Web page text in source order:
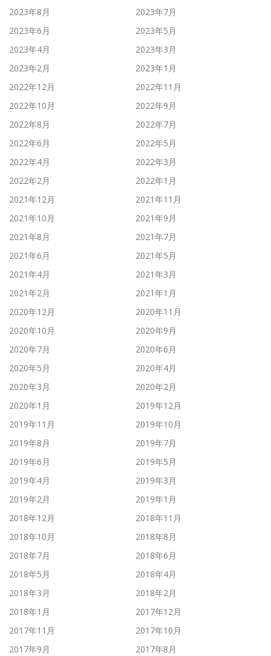
2023年8月
2023年7月
2023年6月
2023年5月
2023年4月
2023年3月
2023年2月
2023年1月
2022年12月
2022年11月
2022年10月
2022年9月
2022年8月
2022年7月
2022年6月
2022年5月
2022年4月
2022年3月
2022年2月
2022年1月
2021年12月
2021年11月
2021年10月
2021年9月
2021年8月
2021年7月
2021年6月
2021年5月
2021年4月
2021年3月
2021年2月
2021年1月
2020年12月
2020年11月
2020年10月
2020年9月
2020年7月
2020年6月
2020年5月
2020年4月
2020年3月
2020年2月
2020年1月
2019年12月
2019年11月
2019年10月
2019年8月
2019年7月
2019年6月
2019年5月
2019年4月
2019年3月
2019年2月
2019年1月
2018年12月
2018年11月
2018年10月
2018年8月
2018年7月
2018年6月
2018年5月
2018年4月
2018年3月
2018年2月
2018年1月
2017年12月
2017年11月
2017年10月
2017年9月
2017年8月